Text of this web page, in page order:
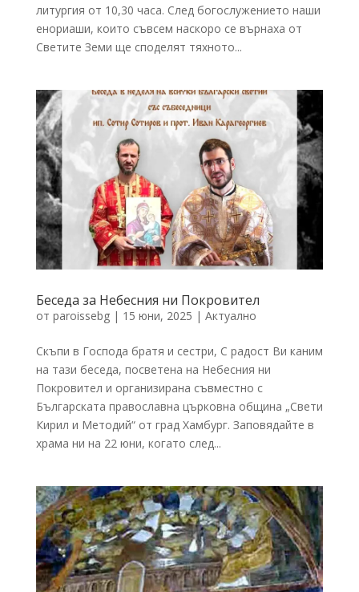
литургия от 10,30 часа. След богослужението наши
енориаши, които съвсем наскоро се върнаха от
Светите Земи ще споделят тяхното...
Беседа за Небесния ни Покровител
от paroissebg| 15 юни, 2025 | Актуално
Скъпи в Господа братя и сестри, С радост Ви каним
на тази беседа, посветена на Небесния ни
Покровител и организирана съвместно с
Българската православна църковна община „Свeти
Кирил и Методий“ от град Хамбург. Заповядайте в
храма ни на 22 юни, когато след...